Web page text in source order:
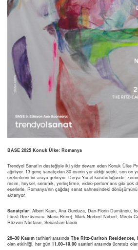
BASE 2025 Konuk Ülke: Romanya
Trendyol Sanat’ın desteğiyle iki yıldır devam eden Konuk Ülke
ağırlıyor. 13 genç sanatçıdan 80 eserin yer aldığı seçki, son on
üretimlerini bir araya getiriyor. Derya Yücel küratörlüğünde,
resim, heykel, seramik, yerleştirme, video-performans gibi çok
eserlerle, Romanya’nın çağdaş sanat sahnesindeki dönüşümünü
aktarıyor.
Sanatçılar: Albert Kaan, Ana Gurduza, Dan-Florin Dumănoiu,
Lăcră Grozăvescu, Maria Brîneț, Márk-Norbert Nebert, Mirela
Răzvan Năstase, Sebastian Iacob
26–30 Kasım tarihleri arasında The Ritz-Carlton
olan etkinliği, her gün 11.00–19.00 saatleri arasında ücretsiz